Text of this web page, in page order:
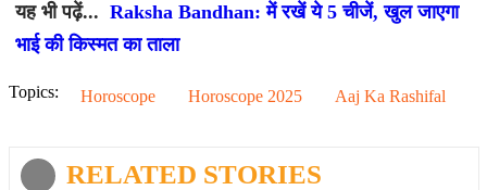
यह भी पढ़ें... Raksha Bandhan: में रखें ये 5 चीजें, खुल जाएगा
भाई की किस्मत का ताला
Topics: Horoscope Horoscope 2025 Aaj Ka Rashifal
RELATED STORIES